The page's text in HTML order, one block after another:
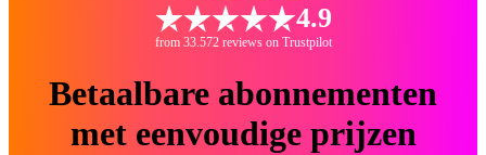
4.9
from 33.572 reviews on Trustpilot
Betaalbare abonnementen
met eenvoudige prijzen